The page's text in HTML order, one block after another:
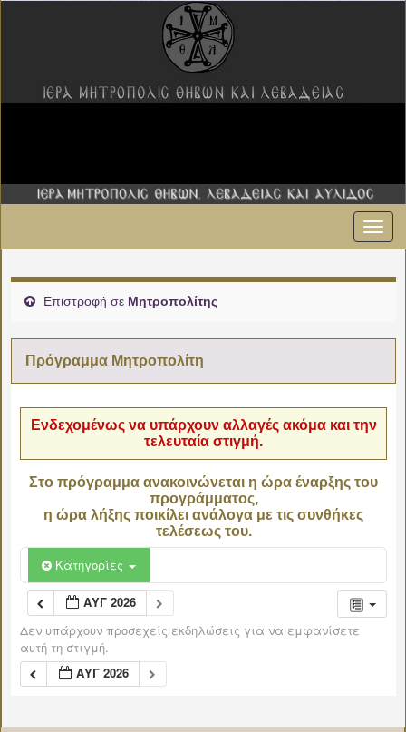
Επιστροφή σε Μητροπολίτης
Πρόγραμμα Μητροπολίτη
Ενδεχομένως να υπάρχουν αλλαγές ακόμα και την
τελευταία στιγμή.
Στο πρόγραμμα ανακοινώνεται η ώρα έναρξης του
προγράμματος,
η ώρα λήξης ποικίλει ανάλογα με τις συνθήκες
τελέσεως του.
Κατηγορίες
ΑΥΓ 2026
Δεν υπάρχουν προσεχείς εκδηλώσεις για να εμφανίσετε
αυτή τη στιγμή.
ΑΥΓ 2026